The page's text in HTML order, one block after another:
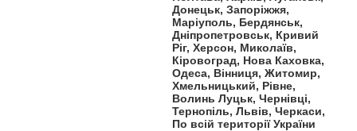
Донецьк, Запоріжжя,
Маріуполь, Бердянськ,
Дніпропетровськ, Кривий
Ріг, Херсон, Миколаїв,
Кіровоград, Нова Каховка,
Одеса, Вінниця, Житомир,
Хмельницький, Рівне,
Волинь Луцьк, Чернівці,
Тернопіль, Львів, Черкаси,
По всій території України